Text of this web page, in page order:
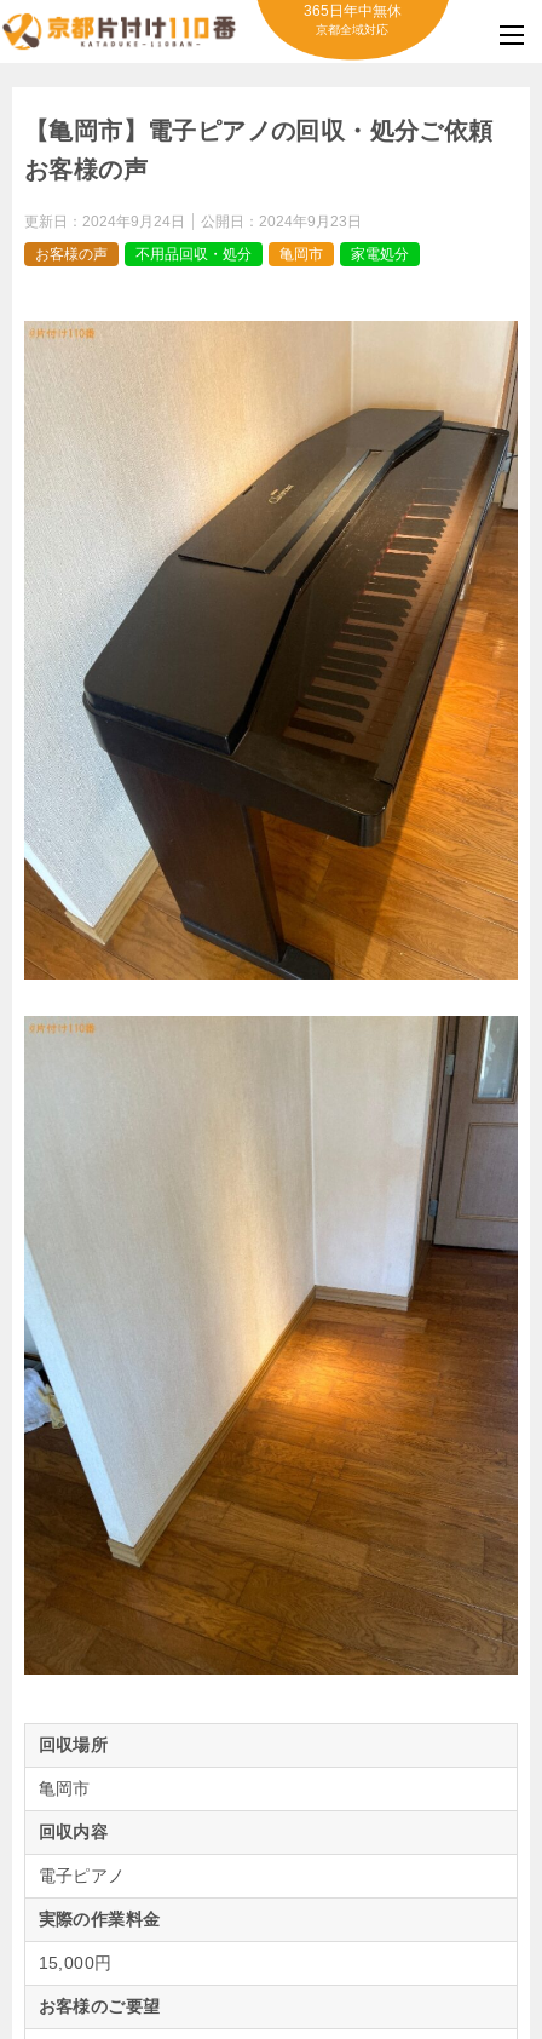
365日年中無休
京都全域対応
【亀岡市】電子ピアノの回収・処分ご依頼
お客様の声
更新日： 2024年9月24日 公開日： 2024年9月23日
お客様の声
不用品回収・処分 亀岡市 家電処分
回収場所
亀岡市
回収内容
電子ピアノ
実際の作業料金
15,000円
お客様のご要望